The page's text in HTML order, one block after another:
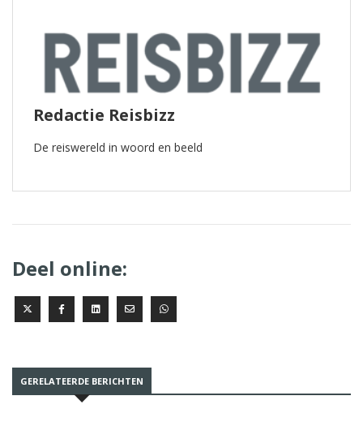
Redactie Reisbizz
De reiswereld in woord en beeld
Deel online:
GERELATEERDE BERICHTEN